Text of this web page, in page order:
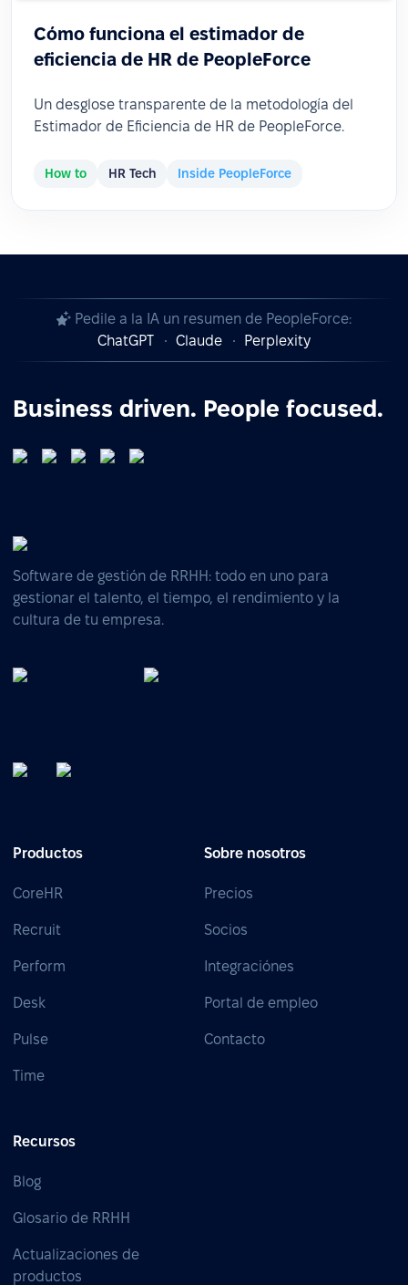
Cómo funciona el estimador de
eficiencia de HR de PeopleForce
Un desglose transparente de la metodología del
Estimador de Eficiencia de HR de PeopleForce.
How to HR Tech Inside PeopleForce
Pedile a la IA un resumen de PeopleForce:
ChatGPT
Claude Perplexity
Business driven. People focused.
Software de gestión de RRHH: todo en uno para
gestionar el talento, el tiempo, el rendimiento y la
cultura de tu empresa.
Productos
CoreHR
Recruit
Perform
Desk
Pulse
Time
Sobre nosotros
Precios
Socios
Integraciónes
Portal de empleo
Contacto
Recursos
Blog
Glosario de RRHH
Actualizaciones de
productos